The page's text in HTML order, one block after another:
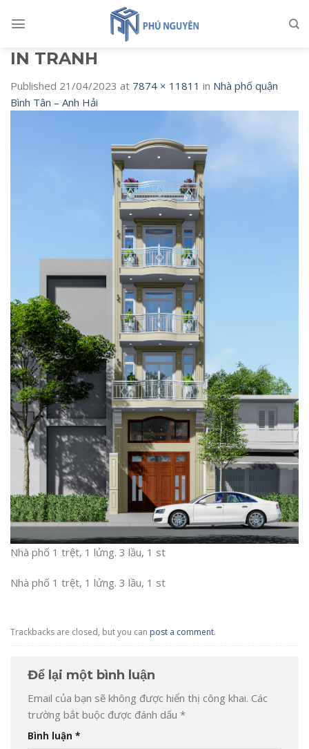
IN TRANH
Published 21/04/2023 at 7874 × 11811 in Nhà phố quận
Bình Tân – Anh Hải
Nhà phố 1 trệt, 1 lửng. 3 lầu, 1 st
Nhà phố 1 trệt, 1 lửng. 3 lầu, 1 st
Trackbacks are closed, but you can post a comment.
Để lại một bình luận
Email của bạn sẽ không được hiển thị công khai. Các
trường bắt buộc được đánh dấu *
Bình luận *